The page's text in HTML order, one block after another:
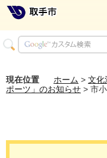
現在位置 ホーム > 文化
ポーツ」のお知らせ > 市